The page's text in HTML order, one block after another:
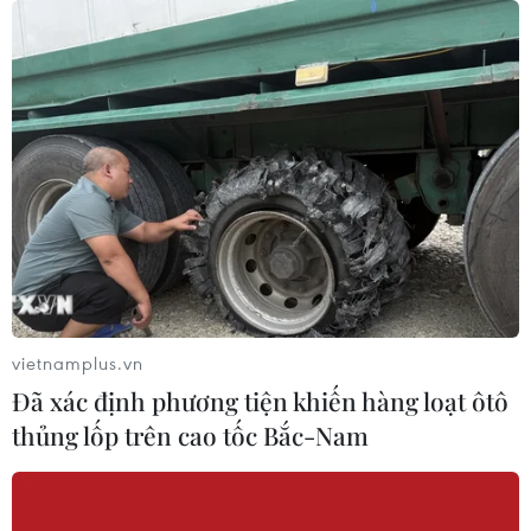
21/06/2026 05:11
Tân Hoa hậu Di sản Áo dài Việt Nam
toàn cầu trả lời ứng xử bằng 3 ngôn
ngữ
21/06/2026 03:18
Các nhà thiết kế "tái sinh" di sản văn
hóa truyền thống trên sàn runway
Việt
20/06/2026 04:54
Những dấu ấn sáng tạo trong đêm
vietnamplus.vn
Đã xác định phương tiện khiến hàng loạt ôtô
thủng lốp trên cao tốc Bắc-Nam